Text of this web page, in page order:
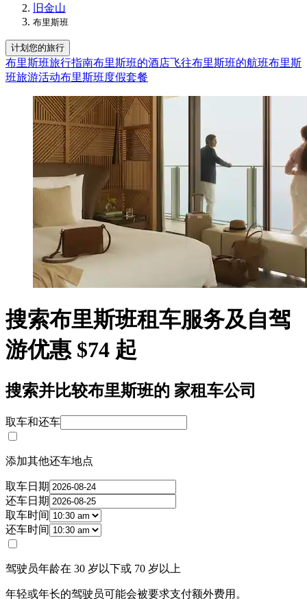
旧金山
布里斯班
计划您的旅行
布里斯班旅行指南布里斯班的酒店飞往布里斯班的航班布里斯
班旅游活动布里斯班度假套餐
搜索布里斯班租车服务及自驾
游优惠 $74 起
搜索并比较布里斯班的 家租车公司
取车和还车
添加其他还车地点
取车日期
还车日期
取车时间
还车时间
驾驶员年龄在 30 岁以下或 70 岁以上
年轻或年长的驾驶员可能会被要求支付额外费用。